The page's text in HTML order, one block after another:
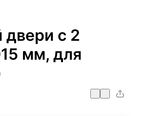
двери с 2
мм, для